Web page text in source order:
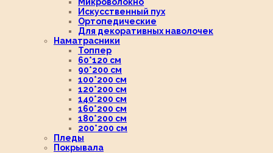
Искусственный пух
Ортопедические
Для декоративных наволочек
Наматрасники
Топпер
60*120 см
90*200 см
100*200 см
120*200 см
140*200 см
160*200 см
180*200 см
200*200 см
Пледы
Покрывала